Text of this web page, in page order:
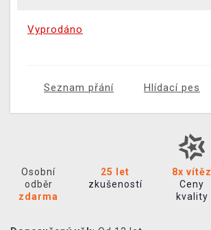
Vyprodáno
Seznam přání Hlídací pes
Osobní
odběr
zdarma
25 let
zkušeností
8x vítěz
Ceny
kvality